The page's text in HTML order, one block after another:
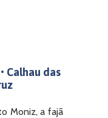
Calhau das
Moniz, a fajã